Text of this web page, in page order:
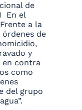
de
En el
a la
órdenes de
y
en contra
como
del grupo